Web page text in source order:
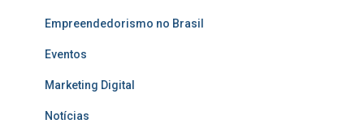
Empreendedorismo no Brasil
Eventos
Marketing Digital
Notícias